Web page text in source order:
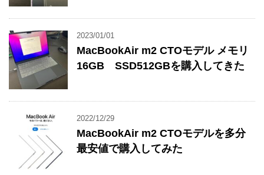
2023/01/01
MacBookAir m2 CTOモデル メモリ
16GB SSD512GBを購入してきた
2022/12/29
MacBookAir m2 CTOモデルを多分
最安値で購入してみた